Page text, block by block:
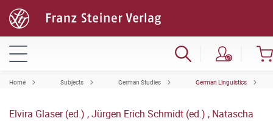
Home Subjects German Studies German Linguistics
Elvira Glaser (ed.) ,Jürgen Erich Schmidt (ed.) , Natascha